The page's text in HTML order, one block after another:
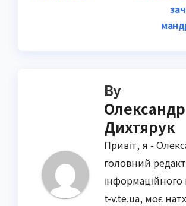
By
Олександр
Дихтярук
Привіт, я -
головний
інформаційного
t-v.te.ua, моє